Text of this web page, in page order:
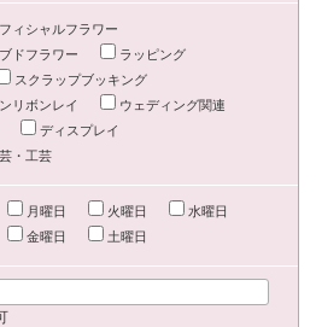
ィシャルフラワー
ドフラワー
ラッピング
スクラップブッキング
リボンレイ
ウェディング関連
ディスプレイ
・工芸
月曜日 火曜日
水曜日
金曜日 土曜日